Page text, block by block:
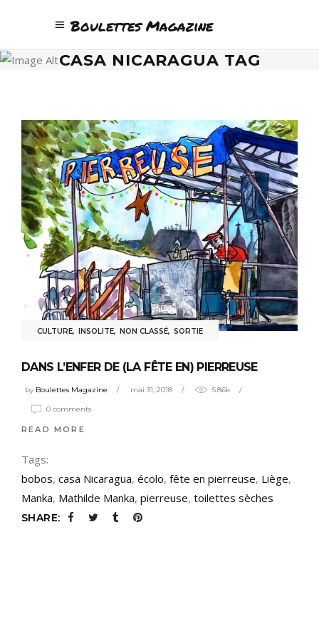
Boulettes Magazine
CASA NICARAGUA TAG
CULTURE, INSOLITE, NON CLASSÉ, SORTIE
DANS L’ENFER DE (LA FÊTE EN) PIERREUSE
by Boulettes Magazine mai 31, 2018 5.86k
0 comments
READ MORE
Tags:
bobos, casa Nicaragua, écolo, fête en pierreuse, Liège,
Manka, Mathilde Manka, pierreuse, toilettes sèches
SHARE: